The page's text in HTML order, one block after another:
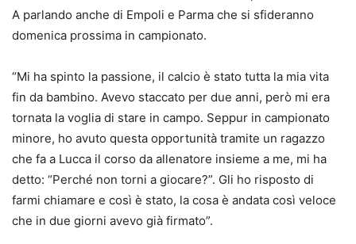
A parlando anche di Empoli e Parma che si sfideranno
domenica prossima in campionato.
“Mi ha spinto la passione, il calcio è stato tutta la mia vita
fin da bambino. Avevo staccato per due anni, però mi era
tornata la voglia di stare in campo. Seppur in campionato
minore, ho avuto questa opportunità tramite un ragazzo
che fa a Lucca il corso da allenatore insieme a me, mi ha
detto: “Perché non torni a giocare?”. Gli ho risposto di
farmi chiamare e così è stato, la cosa è andata così veloce
che in due giorni avevo già firmato”.